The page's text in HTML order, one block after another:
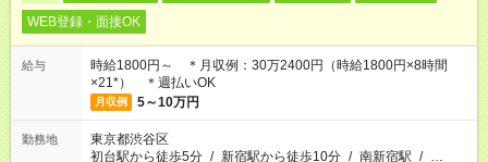
WEB登録・面接OK
給与
時給1800円～ ＊月収例：30万2400円（時給1800円×8時間
×21*） ＊週払いOK
月収例 5～10万円
勤務地
東京都渋谷区
初台駅から徒歩5分 / 新宿駅から徒歩10分 / 南新宿駅 / …